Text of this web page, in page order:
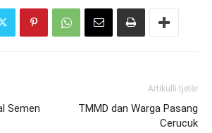
Semen
Artikulli tjetër
TMMD dan Warga Pasang
Cerucuk